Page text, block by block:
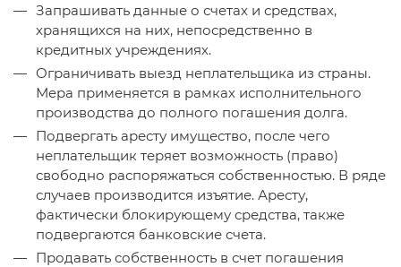
Запрашивать данные о счетах и средствах,
хранящихся на них, непосредственно в
кредитных учреждениях.
Ограничивать выезд неплательщика из страны.
Мера применяется в рамках исполнительного
производства до полного погашения долга.
Подвергать аресту имущество, после чего
неплательщик теряет возможность (право)
свободно распоряжаться собственностью. В ряде
случаев производится изъятие. Аресту,
фактически блокирующему средства, также
подвергаются банковские счета.
Продавать собственность в счет погашения